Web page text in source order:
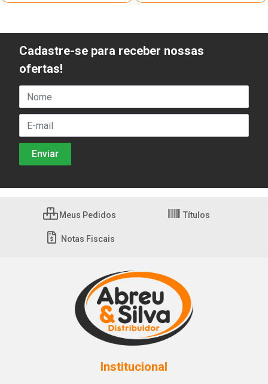
Cadastre-se para receber nossas
ofertas!
Meus Pedidos Títulos
Notas Fiscais
Institucional